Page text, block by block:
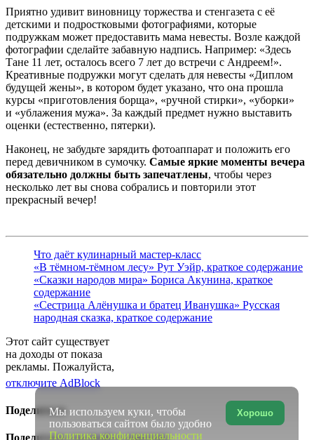
Приятно удивит виновницу торжества и стенгазета с её
детскими и подростковыми фотографиями, которые
подружкам может предоставить мама невесты. Возле каждой
фотографии сделайте забавную надпись. Например: «Здесь
Тане 11 лет, осталось всего 7 лет до встречи с Андреем!».
Креативные подружки могут сделать для невесты «Диплом
будущей жены», в котором будет указано, что она прошла
курсы «приготовления борща», «ручной стирки», «уборки»
и «ублажения мужа». За каждый предмет нужно выставить
оценки (естественно, пятерки).
Наконец, не забудьте зарядить фотоаппарат и положить его
перед девичником в сумочку. Самые яркие моменты вечера
обязательно должны быть запечатлены, чтобы через
несколько лет вы снова собрались и повторили этот
прекрасный вечер!
Что даёт кулинарный мастер-класс
«В тёмном-тёмном лесу» Рут Уэйр, краткое содержание
«Сказки народов мира» Бориса Акунина, краткое
содержание
«Сестрица Алёнушка и братец Иванушка» Русская
народная сказка, краткое содержание
Этот сайт существует
на доходы от показа
рекламы. Пожалуйста,
отключите AdBlock
Поделиться
Поделиться ссылкой в соцсетях:
Хорошо
Мы используем куки, чтобы
пользоваться сайтом было удобно
Политика конфиденциальности